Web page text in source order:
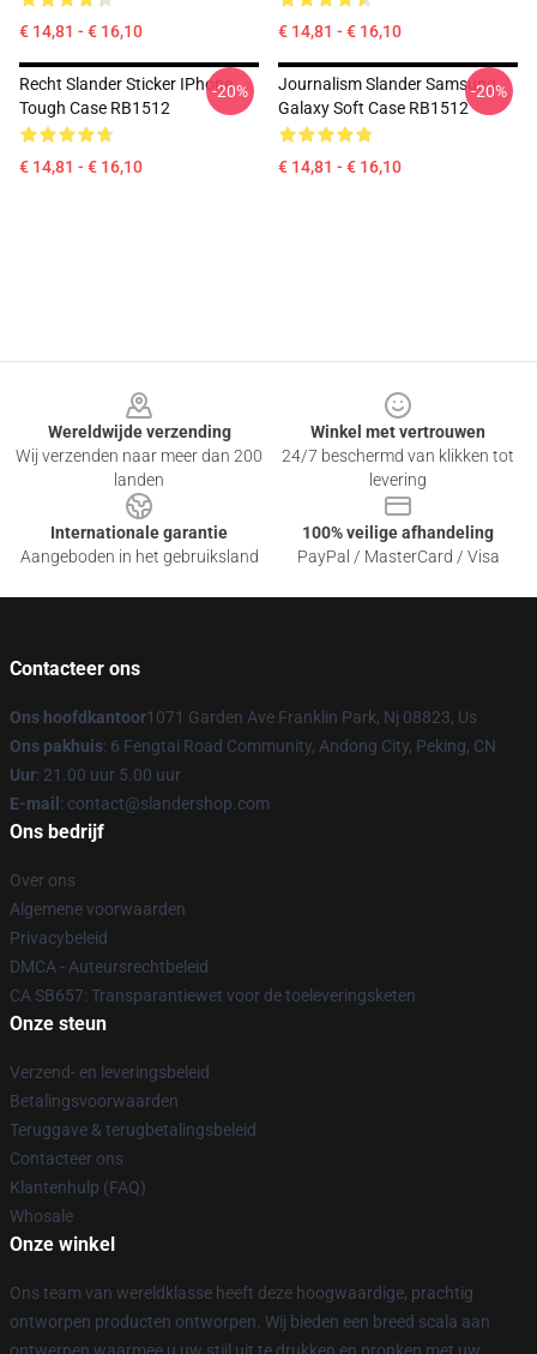
€ 14,81 - € 16,10 € 14,81 - € 16,10
Recht Slander Sticker IPhone
Tough Case RB1512
€ 14,81 - € 16,10
-20%
Journalism Slander Samsung
Galaxy Soft Case RB1512
€ 14,81 - € 16,10
-20%
Wereldwijde verzending
Wij verzenden naar meer dan 200
landen
Winkel met vertrouwen
24/7 beschermd van klikken tot
levering
Internationale garantie
Aangeboden in het gebruiksland
100% veilige afhandeling
PayPal / MasterCard / Visa
Contacteer ons
Ons hoofdkantoor1071 Garden Ave Franklin Park, Nj 08823, Us
Ons pakhuis: 6 Fengtai Road Community, Andong City, Peking, CN
Uur: 21.00 uur 5.00 uur
E-mail : contact@slandershop.com
Ons bedrijf
Over ons
Algemene voorwaarden
Privacybeleid
DMCA - Auteursrechtbeleid
CA SB657: Transparantiewet voor de toeleveringsketen
Onze steun
Verzend- en leveringsbeleid
Betalingsvoorwaarden
Teruggave & terugbetalingsbeleid
Contacteer ons
Klantenhulp (FAQ)
Whosale
Onze winkel
Ons team van wereldklasse heeft deze hoogwaardige, prachtig
ontworpen producten ontworpen. Wij bieden een breed scala aan